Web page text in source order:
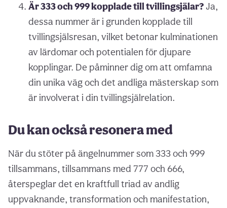
Är 333 och 999 kopplade till tvillingsjälar?Ja,
dessa nummer är i grunden kopplade till
tvillingsjälsresan, vilket betonar kulminationen
av lärdomar och potentialen för djupare
kopplingar. De påminner dig om att omfamna
din unika väg och det andliga mästerskap som
är involverat i din tvillingsjälrelation.
Du kan också resonera med
När du stöter på ängelnummer som 333 och 999
tillsammans, tillsammans med 777 och 666,
återspeglar det en kraftfull triad av andlig
uppvaknande, transformation och manifestation,